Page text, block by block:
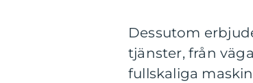
Dessutom
tjänster, från
fullskaliga